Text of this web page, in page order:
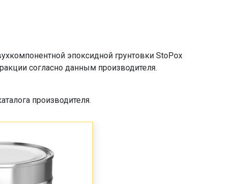
эпоксидной грунтовки StoPox
согласно данным производителя.
производителя.